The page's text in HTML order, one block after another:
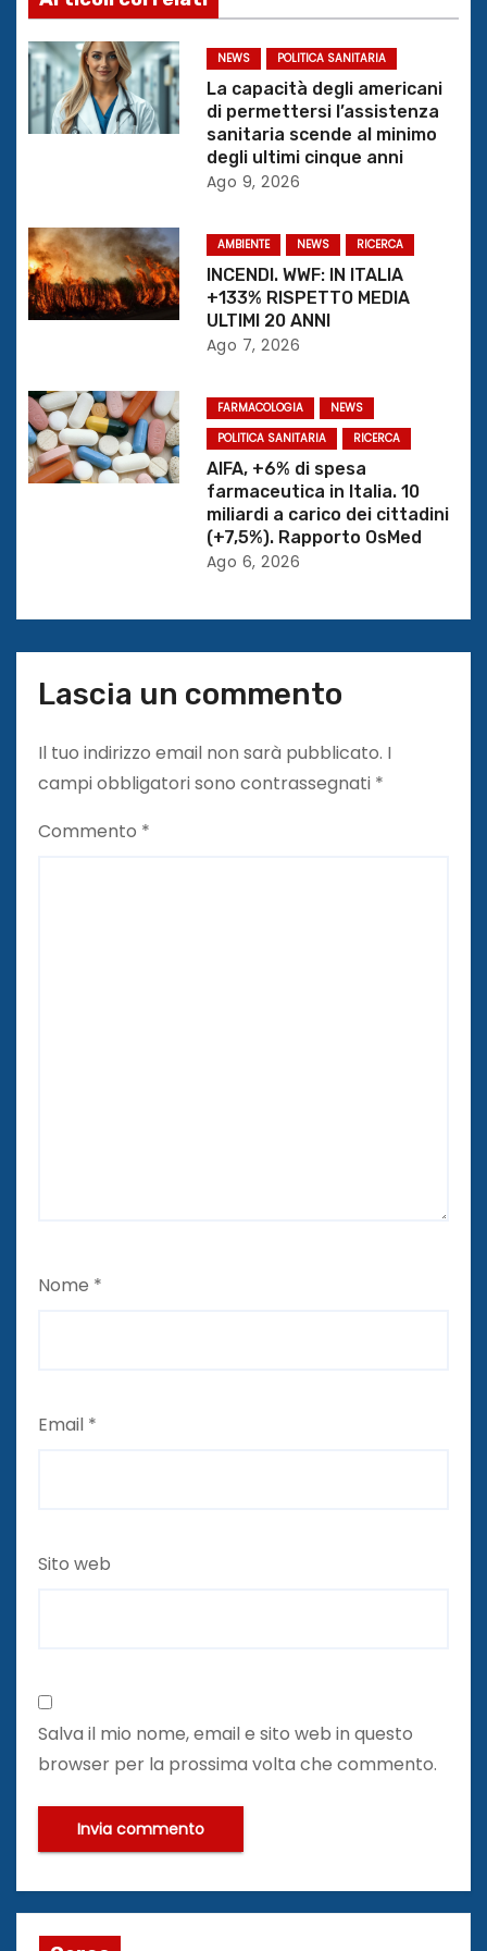
a
z
i
e
a
t
i
c
i
NEWS POLITICA SANITARIA
La capacità degli americani
di permettersi l’assistenza
sanitaria scende al minimo
degli ultimi cinque anni
Ago 9, 2026
AMBIENTE NEWS RICERCA
INCENDI. WWF: IN ITALIA
+133% RISPETTO MEDIA
ULTIMI 20 ANNI
Ago 7, 2026
FARMACOLOGIA
NEWS
POLITICA SANITARIA
RICERCA
AIFA, +6% di spesa
farmaceutica in Italia. 10
miliardi a carico dei cittadini
(+7,5%). Rapporto OsMed
Ago 6, 2026
Lascia un commento
Il tuo indirizzo email non sarà pubblicato. I
campi obbligatori sono contrassegnati *
Commento *
Nome *
Email *
Sito web
Salva il mio nome, email e sito web in questo
browser per la prossima volta che commento.